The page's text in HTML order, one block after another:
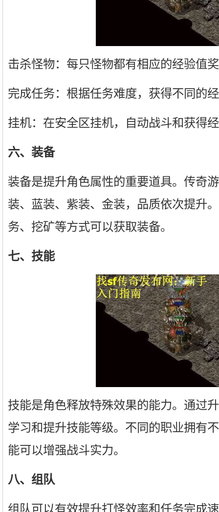
击杀怪物：每只怪物都有相应的经验值
完成任务：根据任务难度，获得不同的
挂机：在安全区挂机，自动战斗和获得
六、装备
装备是提升角色属性的重要道具。传奇
装、蓝装、紫装、金装，品质依次提升
务、挖矿等方式可以获取装备。
七、技能
技能是角色释放特殊效果的能力。通过
学习和提升技能等级。不同的职业拥有
能可以增强战斗实力。
八、组队
组队可以有效提升打怪效率和任务完成